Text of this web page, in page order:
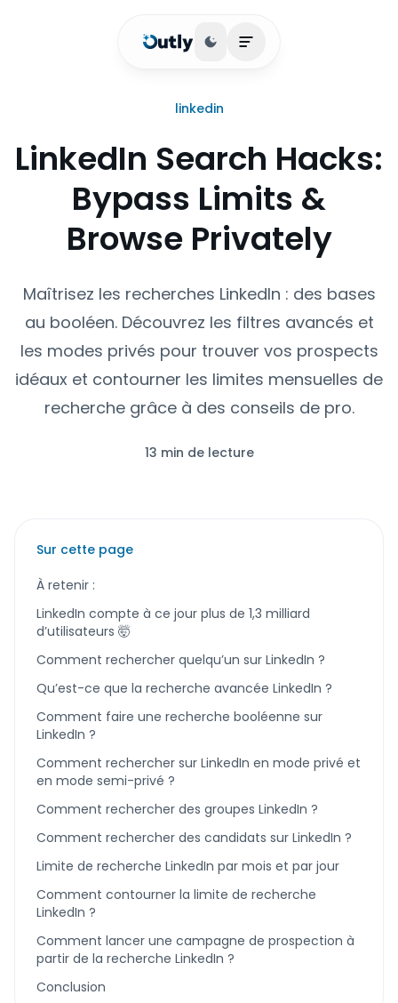
Basculer le thème
Ouvrir le menu
linkedin
LinkedIn Search Hacks:
Bypass Limits &
Browse Privately
Maîtrisez les recherches LinkedIn : des bases
au booléen. Découvrez les filtres avancés et
les modes privés pour trouver vos prospects
idéaux et contourner les limites mensuelles de
recherche grâce à des conseils de pro.
13 min de lecture
Sur cette page
À retenir :
LinkedIn compte à ce jour plus de 1,3 milliard
d’utilisateurs 🤯
Comment rechercher quelqu’un sur LinkedIn ?
Qu’est-ce que la recherche avancée LinkedIn ?
Comment faire une recherche booléenne sur
LinkedIn ?
Comment rechercher sur LinkedIn en mode privé et
en mode semi-privé ?
Comment rechercher des groupes LinkedIn ?
Comment rechercher des candidats sur LinkedIn ?
Limite de recherche LinkedIn par mois et par jour
Comment contourner la limite de recherche
LinkedIn ?
Comment lancer une campagne de prospection à
partir de la recherche LinkedIn ?
Conclusion